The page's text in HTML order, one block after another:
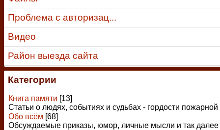
Проблема с авторизац...
Видео
Район выезда сайта
Категории
Книга памяти [13]
Статьи о людях, событиях и судьбах - гордости
Обо всём [68]
Обсуждаемые приказы, юмор, личные мысли и так далее